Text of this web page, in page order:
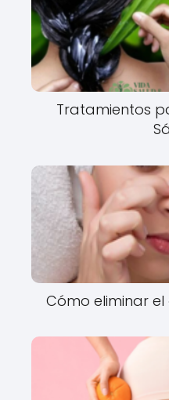
Tratamientos
Cómo eliminar